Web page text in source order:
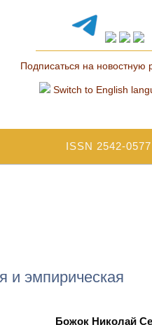
Подписаться на новостную
Switch to English
ISSN 2542-0577
и эмпирическая
Божок Николай